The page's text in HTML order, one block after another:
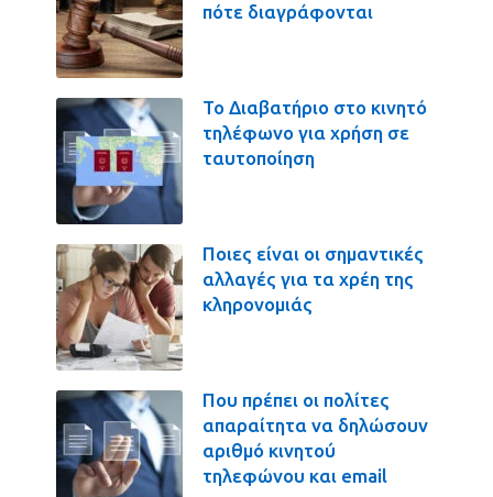
πότε διαγράφονται
Το Διαβατήριο στο κινητό
τηλέφωνο για χρήση σε
ταυτοποίηση
Ποιες είναι οι σημαντικές
αλλαγές για τα χρέη της
κληρονομιάς
Που πρέπει οι πολίτες
απαραίτητα να δηλώσουν
αριθμό κινητού
τηλεφώνου και email